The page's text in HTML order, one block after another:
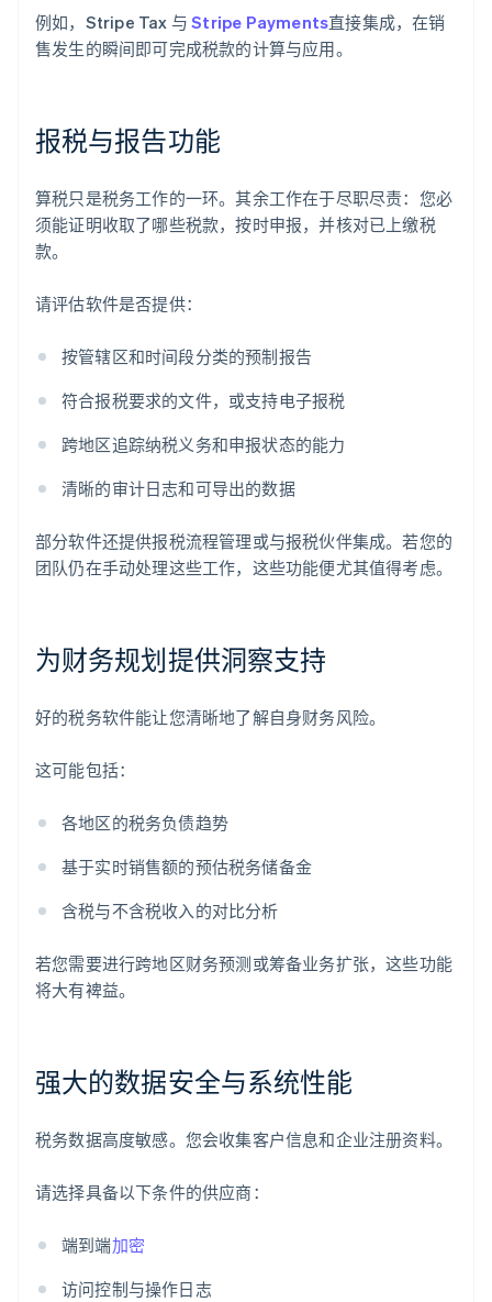
例如，Stripe Tax 与Stripe Payments直接集成，在销
售发生的瞬间即可完成税款的计算与应用。
报税与报告功能
算税只是税务工作的一环。其余工作在于尽职尽责：您必
须能证明收取了哪些税款，按时申报，并核对已上缴税
款。
请评估软件是否提供：
按管辖区和时间段分类的预制报告
符合报税要求的文件，或支持电子报税
跨地区追踪纳税义务和申报状态的能力
清晰的审计日志和可导出的数据
部分软件还提供报税流程管理或与报税伙伴集成。若您的
团队仍在手动处理这些工作，这些功能便尤其值得考虑。
为财务规划提供洞察支持
好的税务软件能让您清晰地了解自身财务风险。
这可能包括：
各地区的税务负债趋势
基于实时销售额的预估税务储备金
含税与不含税收入的对比分析
若您需要进行跨地区财务预测或筹备业务扩张，这些功能
将大有裨益。
强大的数据安全与系统性能
税务数据高度敏感。您会收集客户信息和企业注册资料。
请选择具备以下条件的供应商：
端到端加密
访问控制与操作日志